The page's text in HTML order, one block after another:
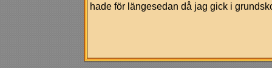
hade för längesedan då jag gick i